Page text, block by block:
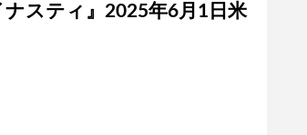
スティ』2025年6月1日米